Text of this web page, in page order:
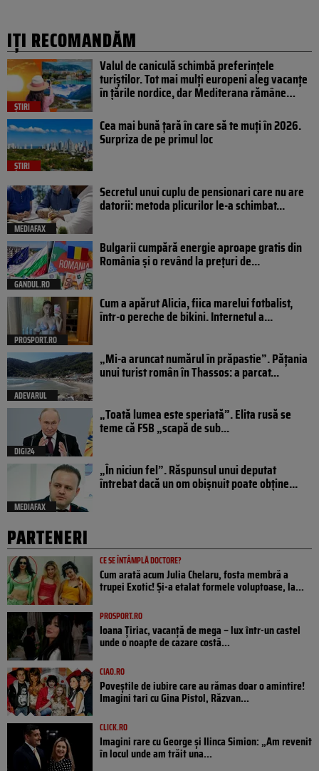
IȚI RECOMANDĂM
ȘTIRI
Valul de caniculă schimbă preferințele
turiștilor. Tot mai mulți europeni aleg vacanțe
în țările nordice, dar Mediterana rămâne…
ȘTIRI
Cea mai bună țară în care să te muți în 2026.
Surpriza de pe primul loc
MEDIAFAX
Secretul unui cuplu de pensionari care nu are
datorii: metoda plicurilor le-a schimbat...
GANDUL.RO
Bulgarii cumpără energie aproape gratis din
România și o revând la prețuri de...
PROSPORT.RO
Cum a apărut Alicia, fiica marelui fotbalist,
într-o pereche de bikini. Internetul a...
ADEVARUL
„Mi-a aruncat numărul în prăpastie”. Pățania
unui turist român în Thassos: a parcat...
DIGI24
„Toată lumea este speriată”. Elita rusă se
teme că FSB „scapă de sub...
MEDIAFAX
„În niciun fel”. Răspunsul unui deputat
întrebat dacă un om obișnuit poate obține...
PARTENERI
CE SE ÎNTÂMPLĂ DOCTORE?
Cum arată acum Julia Chelaru, fosta membră a
trupei Exotic! Și-a etalat formele voluptoase, la...
PROSPORT.RO
Ioana Țiriac, vacanță de mega – lux într-un castel
unde o noapte de cazare costă...
CIAO.RO
Poveştile de iubire care au rămas doar o amintire!
Imagini tari cu Gina Pistol, Răzvan...
CLICK.RO
Imagini rare cu George și Ilinca Simion: „Am revenit
în locul unde am trăit una...